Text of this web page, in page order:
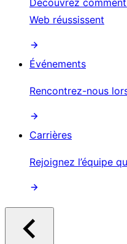
Web réussissent
Événements
Rencontrez-nous
Carrières
Rejoignez l’équipe